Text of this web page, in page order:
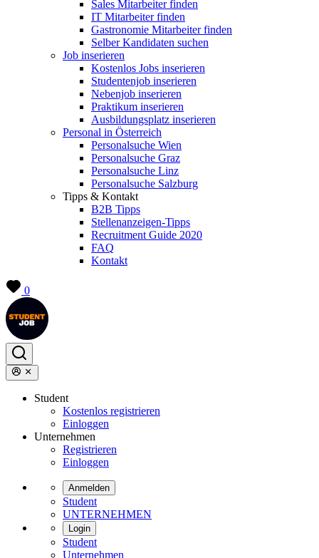
Sales Mitarbeiter finden
IT Mitarbeiter finden
Gastronomie Mitarbeiter finden
Selber Kandidaten suchen
Job inserieren
Kostenlos Jobs inserieren
Studentenjob inserieren
Nebenjob inserieren
Praktikum inserieren
Ausbildungsplatz inserieren
Personal in Österreich
Personalsuche Wien
Personalsuche Graz
Personalsuche Linz
Personalsuche Salzburg
Tipps & Kontakt
B2B Tipps
Stellenanzeigen-Tipps
Recruitment Guide 2020
FAQ
Kontakt
0
Student
Kostenlos registrieren
Einloggen
Unternehmen
Registrieren
Einloggen
Anmelden
Student
UNTERNEHMEN
Login
Student
Unternehmen